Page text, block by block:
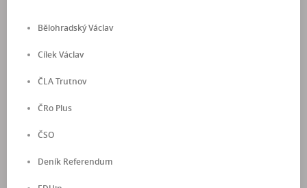
Bělohradský Václav
Cílek Václav
ČLA Trutnov
ČRo Plus
ČSO
Deník Referendum